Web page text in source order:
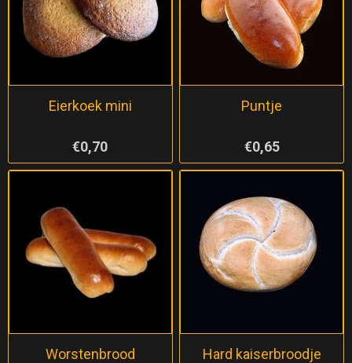
Eierkoek mini
€0,70
Puntje
€0,65
Worstenbrood Hard kaiserbroodje